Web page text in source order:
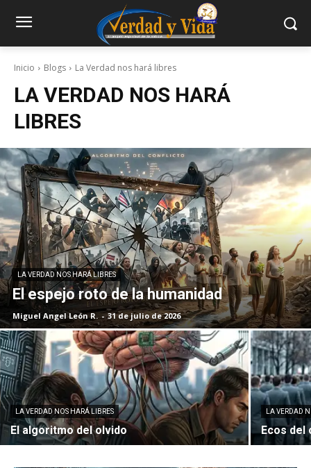
Inicio Blogs La Verdad nos hará libres
LA VERDAD NOS HARÁ
LIBRES
LA VERDAD NOS HARÁ LIBRES
El espejo roto de la humanidad
Miguel Angel León R. - 31 de julio de 2026
LA VERDAD NOS HARÁ LIBRES
El algoritmo del olvido
LA VERDAD
Ecos del